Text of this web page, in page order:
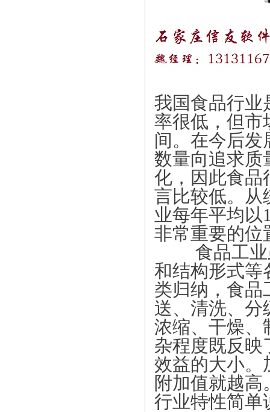
我国食品行业
率很低，但市
间。在今后发
数量向追求质
化，因此食品
言比较低。从
业每年平均以
非常重要的位
食品工业虽
和结构形式等
类归纳，食品
送、清洗、分
浓缩、干燥、
杂程度既反映
效益的大小。
附加值就越高
行业特性简单